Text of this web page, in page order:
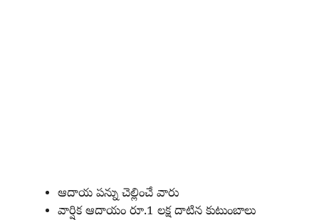
ఆదాయ పన్ను చెల్లించే వారు
వార్షిక ఆదాయం రూ.1 లక్ష దాటిన కుటుంబాలు